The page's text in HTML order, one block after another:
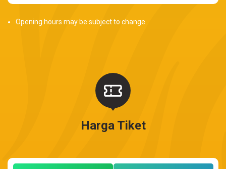
Opening hours may be subject to change.
Harga Tiket